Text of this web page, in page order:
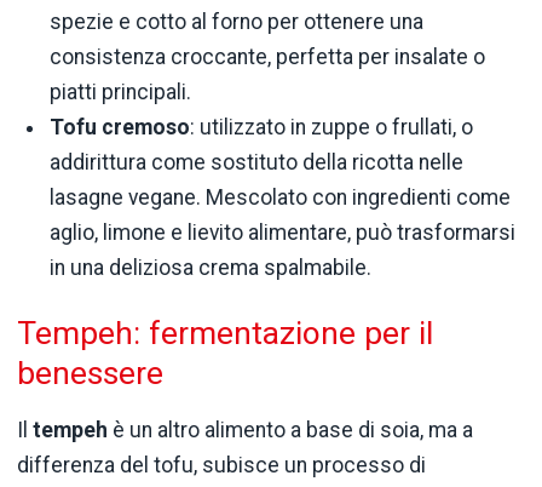
spezie e cotto al forno per ottenere una
consistenza croccante, perfetta per insalate o
piatti principali.
Tofu cremoso: utilizzato in zuppe o frullati, o
addirittura come sostituto della ricotta nelle
lasagne vegane. Mescolato con ingredienti come
aglio, limone e lievito alimentare, può trasformarsi
in una deliziosa crema spalmabile.
Tempeh: fermentazione per il
benessere
tempeh è un altro alimento a base di soia, ma a
differenza del tofu, subisce un processo di